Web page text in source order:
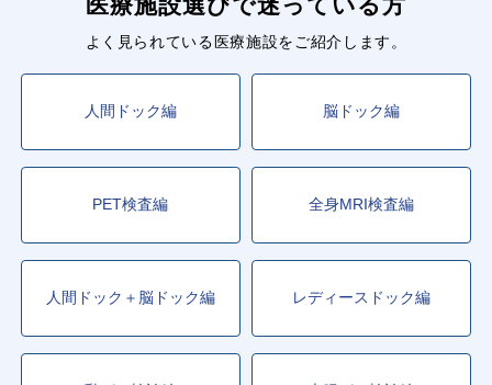
よく見られている医療施設をご紹介します。
人間ドック編 脳ドック編
PET検査編 全身MRI検査編
人間ドック＋脳ドック編 レディースドック編